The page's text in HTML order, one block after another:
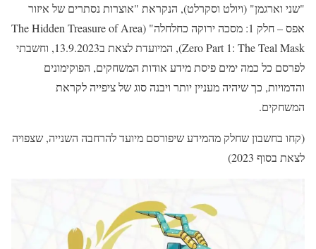
"שני וארגמן" (ויולט וסקרלט), הנקראת "אוצרות נסתרים של איזור
אפס – חלק 1: מסכה ירוקה כחלחלה" (The Hidden Treasure of Area
Zero Part 1: The Teal Mask), המיועדת לצאת ב13.9.2023, וחשבתי
לפרסם כל כמה ימים פיסת מידע אודות המשחקים, הפוקימונים
והדמויות, כך שיהיה מעניין יותר ויבנה סוג של ציפייה לקראת
המשחקים.
(קחו בחשבון שחלק מהמידע שיפורסם מיועד להרחבה השנייה, שצפויה
לצאת בסוף 2023)